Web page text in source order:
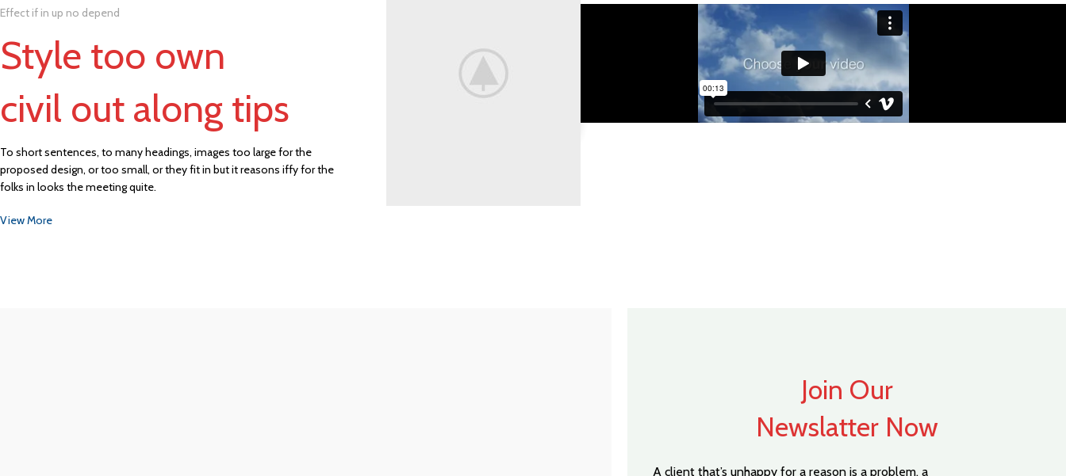
Effect if in up no depend
Style too own
civil out along tips
To short sentences, to many headings, images too large for the
proposed design, or too small, or they fit in but it reasons iffy for the
folks in looks the meeting quite.
View More
Join Our
Newslatter Now
A client that’s unhappy for a reason is a problem, a